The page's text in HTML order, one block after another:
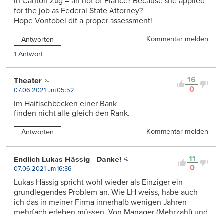
for the job as Federal State Attorney?
Hope Vontobel dif a proper assessment!
Antworten
Kommentar melden
1 Antwort
16
0
Theater
07.06.2021 um 05:52
Im Haifischbecken einer Bank
finden nicht alle gleich den Rank.
Antworten Kommentar melden
11
0
Endlich Lukas Hässig - Danke!
07.06.2021 um 16:36
Lukas Hässig spricht wohl wieder als Einziger ein
grundlegendes Problem an. Wie LH weiss, habe auch
ich das in meiner Firma innerhalb wenigen Jahren
mehrfach erleben müssen. Von Manager (Mehrzahl) und